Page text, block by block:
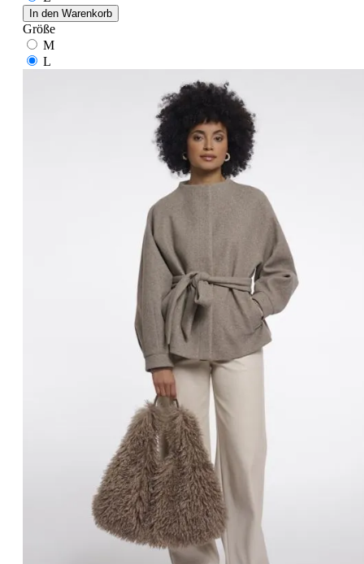
In den Warenkorb
Größe
M
L